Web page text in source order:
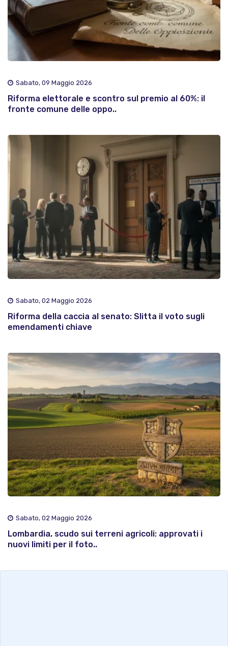
Sabato, 09 Maggio 2026
Riforma elettorale e scontro sul premio al 60%: il
fronte comune delle oppo..
Sabato, 02 Maggio 2026
Riforma della caccia al senato: Slitta il voto sugli
emendamenti chiave
Sabato, 02 Maggio 2026
Lombardia, scudo sui terreni agricoli: approvati i
nuovi limiti per il foto..